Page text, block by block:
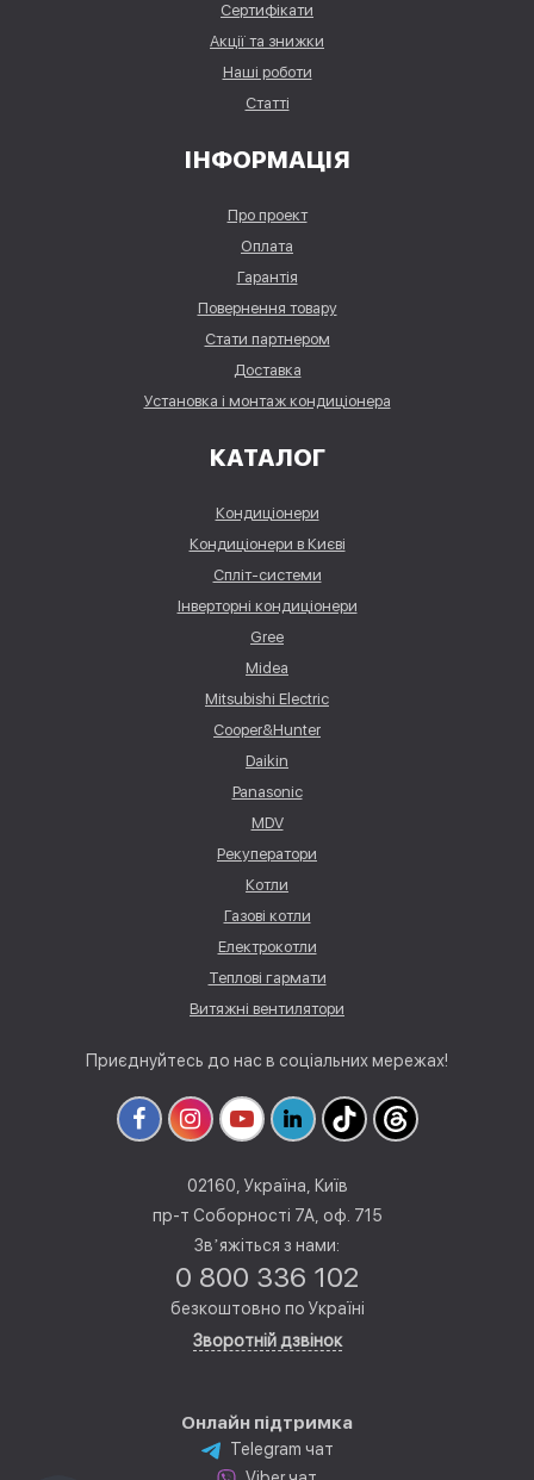
Сертифікати
Акції та знижки
Наші роботи
Статті
ІНФОРМАЦІЯ
Про проект
Оплата
Гарантія
Повернення товару
Стати партнером
Доставка
Установка і монтаж кондиціонера
КАТАЛОГ
Кондиціонери
Кондиціонери в Києві
Спліт-системи
Інверторні кондиціонери
Gree
Midea
Mitsubishi Electric
Cooper&Hunter
Daikin
Panasonic
MDV
Рекуператори
Котли
Газові котли
Електрокотли
Теплові гармати
Витяжні вентилятори
Приєднуйтесь до нас в соціальних мережах!
02160, Україна, Київ
пр-т Соборності 7А, оф. 715
Звʼяжіться з нами:
0 800 336 102
безкоштовно по Україні
Зворотній дзвінок
Онлайн підтримка
Telegram чат